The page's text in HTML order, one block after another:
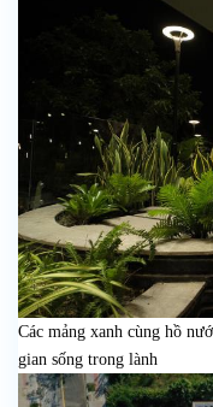
Các mảng xanh cùng hồ
gian sống trong lành